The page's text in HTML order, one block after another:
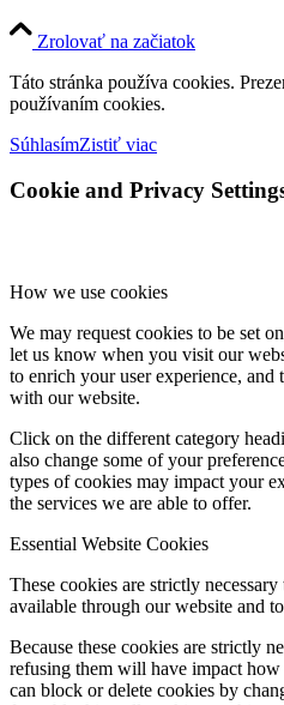
Zrolovať na začiatok
Táto stránka používa cookies.
používaním cookies.
SúhlasímZistiť viac
Cookie and Privacy
How we use cookies
We may request cookies to be set
let us know when you visit our
to enrich your user experience,
with our website.
Click on the different category
also change some of your
types of cookies may impact your
the services we are able to offer.
Essential Website Cookies
These cookies are strictly
available through our website and
Because these cookies are strictly
refusing them will have impact
can block or delete cookies by